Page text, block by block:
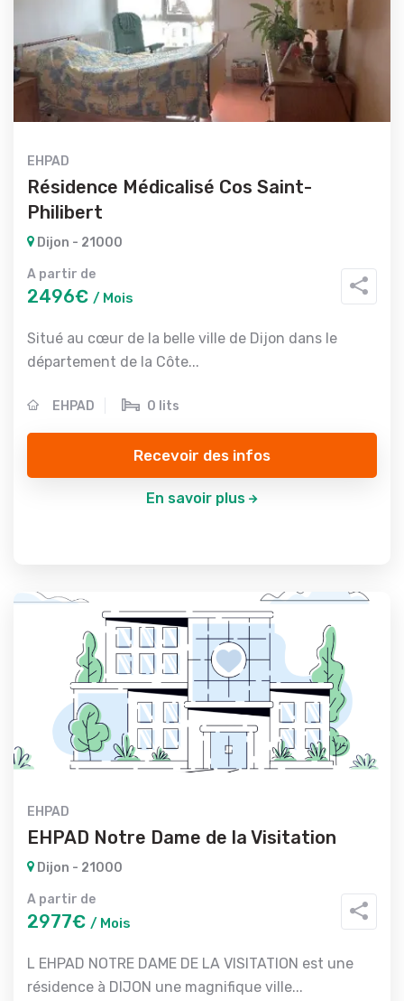
EHPAD
Résidence Médicalisé Cos Saint-
Philibert
Dijon - 21000
A partir de
2496€ / Mois
Situé au cœur de la belle ville de Dijon dans le
département de la Côte...
EHPAD 0 lits
Recevoir des infos
En savoir plus
EHPAD
EHPAD Notre Dame de la Visitation
Dijon - 21000
A partir de
2977€ / Mois
L EHPAD NOTRE DAME DE LA VISITATION est une
résidence à DIJON une magnifique ville...